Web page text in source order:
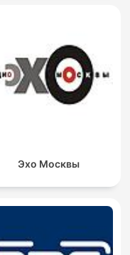
Эхо Москвы